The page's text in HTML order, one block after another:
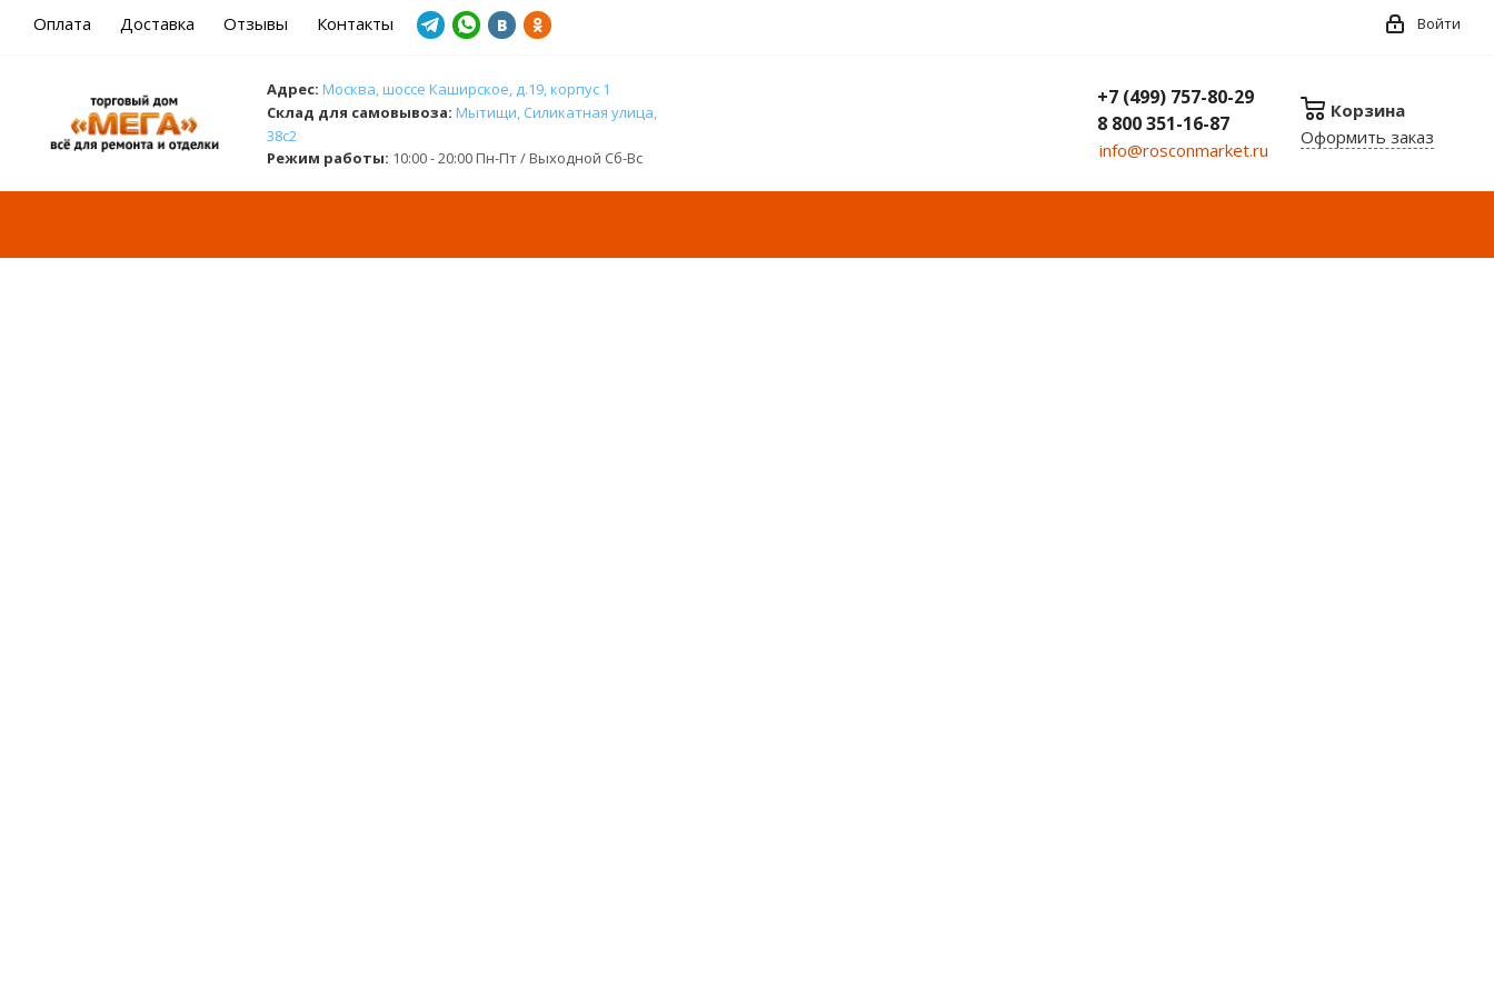
Оплата Доставка Отзывы Контакты Войти
Адрес: Москва, шоссе Каширское, д.19, корпус 1
Cклад для самовывоза: Мытищи, Силикатная улица,
38с2
Режим работы: 10:00 - 20:00 Пн-Пт / Выходной Сб-Вс
+7 (499) 757-80-29
8 800 351-16-87
info@rosconmarket.ru
Корзина
Оформить заказ